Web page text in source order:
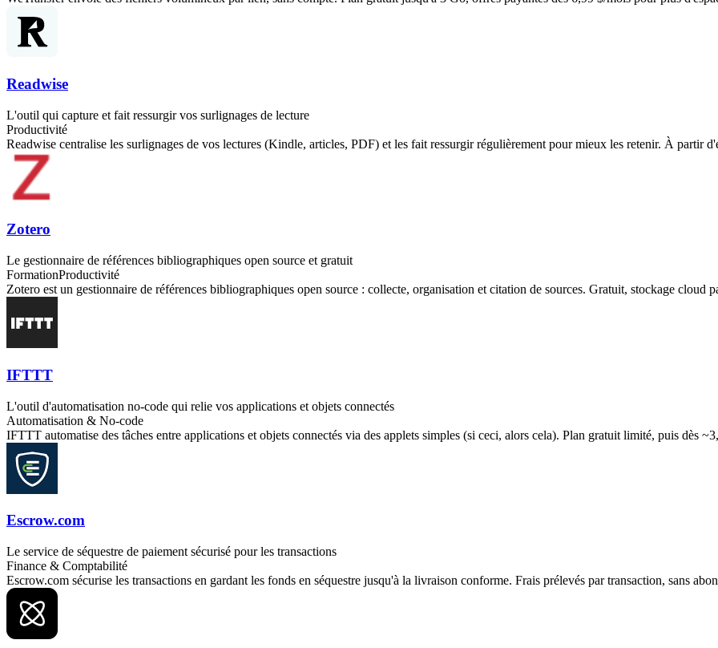
Readwise
L'outil qui capture et fait ressurgir vos surlignages de lecture
Productivité
Readwise centralise les surlignages de vos lectures (Kindle, articles, PDF) et les fait ressurgir régulièrement pour mieux les retenir. À partir
Zotero
Le gestionnaire de références bibliographiques open source et gratuit
FormationProductivité
Zotero est un gestionnaire de références bibliographiques open source : collecte, organisation et citation de sources. Gratuit, stockage cloud
IFTTT
L'outil d'automatisation no-code qui relie vos applications et objets connectés
Automatisation & No-code
IFTTT automatise des tâches entre applications et objets connectés via des applets simples (si ceci, alors cela). Plan gratuit limité, puis dès
Escrow.com
Le service de séquestre de paiement sécurisé pour les transactions
Finance & Comptabilité
Escrow.com sécurise les transactions en gardant les fonds en séquestre jusqu'à la livraison conforme. Frais prélevés par transaction, sans